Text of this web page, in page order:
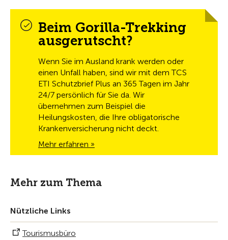
Beim Gorilla-Trekking
ausgerutscht?
Wenn Sie im Ausland krank werden oder
einen Unfall haben, sind wir mit dem TCS
ETI Schutzbrief Plus an 365 Tagen im Jahr
24/7 persönlich für Sie da. Wir
übernehmen zum Beispiel die
Heilungskosten, die Ihre obligatorische
Krankenversicherung nicht deckt.
Mehr erfahren »
Mehr zum Thema
Nützliche Links
Tourismusbüro